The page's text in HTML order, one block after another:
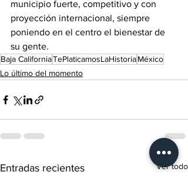
municipio fuerte, competitivo y con
proyección internacional, siempre
poniendo en el centro el bienestar de
su gente.
Baja CaliforniaTePlaticamosLaHistoriaMéxico
Lo último del momento
Entradas recientes Ver todo